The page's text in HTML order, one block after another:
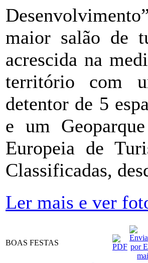
maior salão de
acrescida na
território com
detentor de 5
e um
Europeia de
Classificadas,
Ler mais e ver
BOAS FESTAS